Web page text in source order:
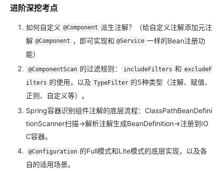
进阶深挖考点
如何自定义 @Component 派生注解？（给自定义注解添加元注
解 @Component ，即可实现和 @Service 一样的Bean注册功
能）
@ComponentScan 的过滤规则： includeFilters 和 excludeF
ilters 的使用，以及 TypeFilter 的5种类型（注解、赋值、
正则、自定义等）。
Spring容器识别组件注解的底层流程：ClassPathBeanDefini
tionScanner扫描→解析注解生成BeanDefinition→注册到IO
C容器。
@Configuration 的Full模式和Lite模式的底层实现，以及各
自的适用场景。